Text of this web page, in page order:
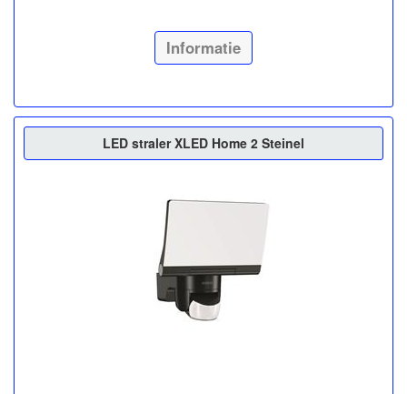
Informatie
LED straler XLED Home 2 Steinel